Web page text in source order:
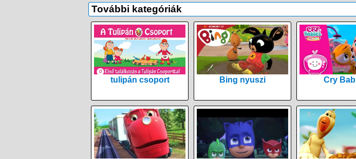
További kategóriák
tulipán csoport Bing nyuszi Cry